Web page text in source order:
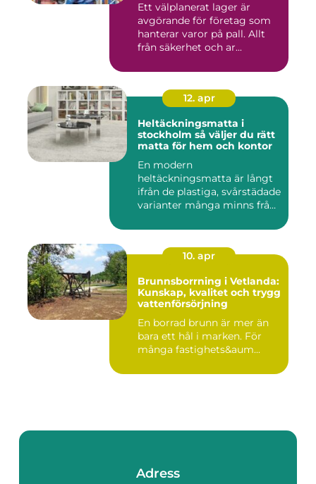
Ett välplanerat lager är
avgörande för företag som
hanterar varor på pall. Allt
från säkerhet och ar...
12. apr
Heltäckningsmatta i
stockholm så väljer du rätt
matta för hem och kontor
En modern
heltäckningsmatta är långt
ifrån de plastiga, svårstädade
varianter många minns från
10. apr
Brunnsborrning i Vetlanda:
Kunskap, kvalitet och trygg
vattenförsörjning
En borrad brunn är mer än
bara ett hål i marken. För
många fastighets&aum...
Adress